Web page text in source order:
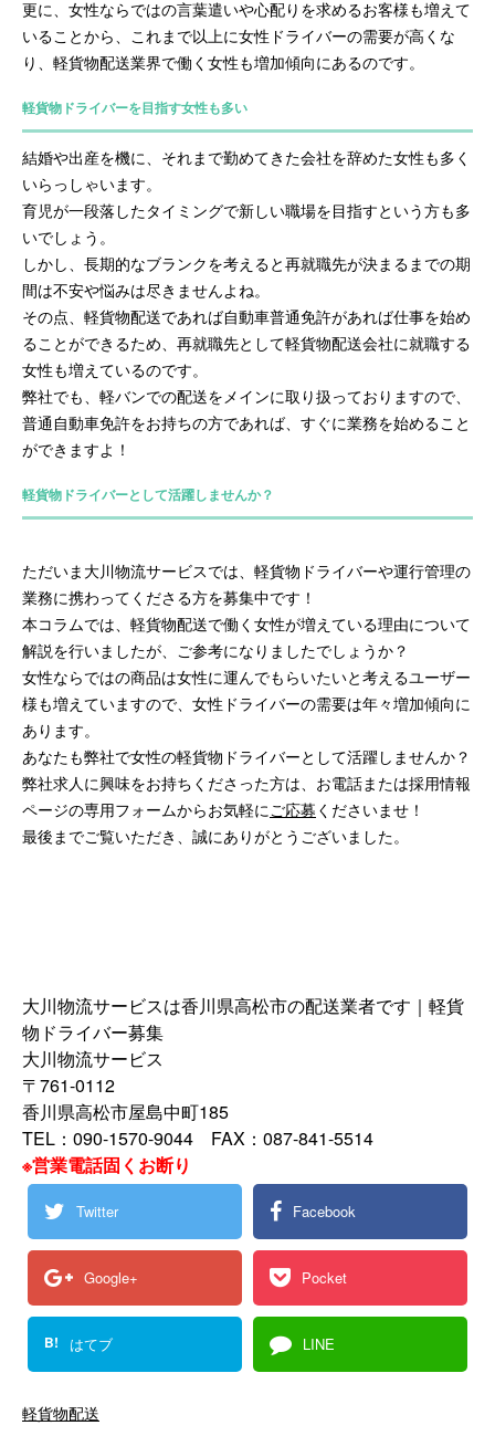
更に、女性ならではの言葉遣いや心配りを求めるお客様も増えて
いることから、これまで以上に女性ドライバーの需要が高くな
り、軽貨物配送業界で働く女性も増加傾向にあるのです。
軽貨物ドライバーを目指す女性も多い
結婚や出産を機に、それまで勤めてきた会社を辞めた女性も多く
いらっしゃいます。
育児が一段落したタイミングで新しい職場を目指すという方も多
いでしょう。
しかし、長期的なブランクを考えると再就職先が決まるまでの期
間は不安や悩みは尽きませんよね。
その点、軽貨物配送であれば自動車普通免許があれば仕事を始め
ることができるため、再就職先として軽貨物配送会社に就職する
女性も増えているのです。
弊社でも、軽バンでの配送をメインに取り扱っておりますので、
普通自動車免許をお持ちの方であれば、すぐに業務を始めること
ができますよ！
軽貨物ドライバーとして活躍しませんか？
ただいま大川物流サービスでは、軽貨物ドライバーや運行管理の
業務に携わってくださる方を募集中です！
本コラムでは、軽貨物配送で働く女性が増えている理由について
解説を行いましたが、ご参考になりましたでしょうか？
女性ならではの商品は女性に運んでもらいたいと考えるユーザー
様も増えていますので、女性ドライバーの需要は年々増加傾向に
あります。
あなたも弊社で女性の軽貨物ドライバーとして活躍しませんか？
弊社求人に興味をお持ちくださった方は、お電話または採用情報
ページの専用フォームからお気軽に ご応募 くださいませ！
最後までご覧いただき、誠にありがとうございました。
大川物流サービスは香川県高松市の配送業者です｜軽貨
物ドライバー募集
大川物流サービス
〒761-0112
香川県高松市屋島中町185
TEL：090-1570-9044 FAX：087-841-5514
※営業電話固くお断り
Twitter Facebook
Google+ Pocket
B! はてブ LINE
軽貨物配送